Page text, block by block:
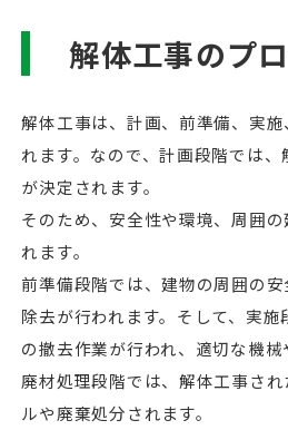
解体工事のプ
解体工事は、計画、前準備、実
れます。なので、計画段階では
が決定されます。
そのため、安全性や環境、周囲
れます。
前準備段階では、建物の周囲の
除去が行われます。そして、実
の撤去作業が行われ、適切な機械
廃材処理段階では、解体工事さ
ルや廃棄処分されます。